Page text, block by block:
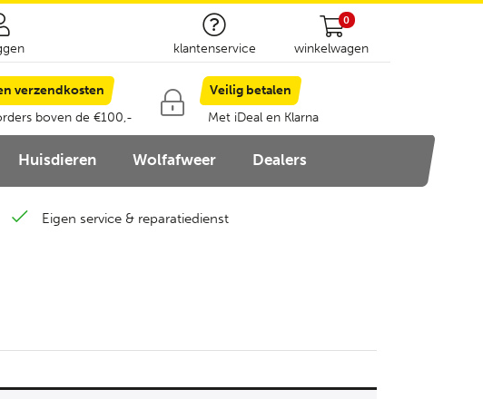
klantenservice
0
winkelwagen
verzendkosten
boven de €100,-
Veilig betalen
Met iDeal en Klarna
Huisdieren Wolfafweer Dealers
Eigen service & reparatiedienst